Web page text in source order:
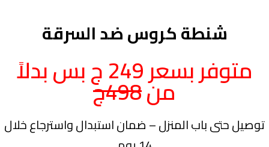
شنطة كروس ضد السرقة
متوفر بسعر 249 ج بس بدلاً
من498ج
توصيل حتى باب المنزل – ضمان استبدال واسترجاع خلال